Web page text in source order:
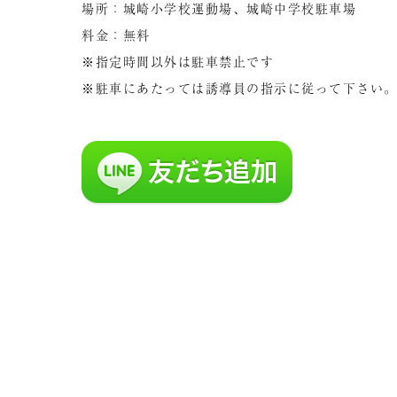
場所：城崎小学校運動場、城崎中学校駐車場
料金：無料
※指定時間以外は駐車禁止です
※駐車にあたっては誘導員の指示に従って下さい。